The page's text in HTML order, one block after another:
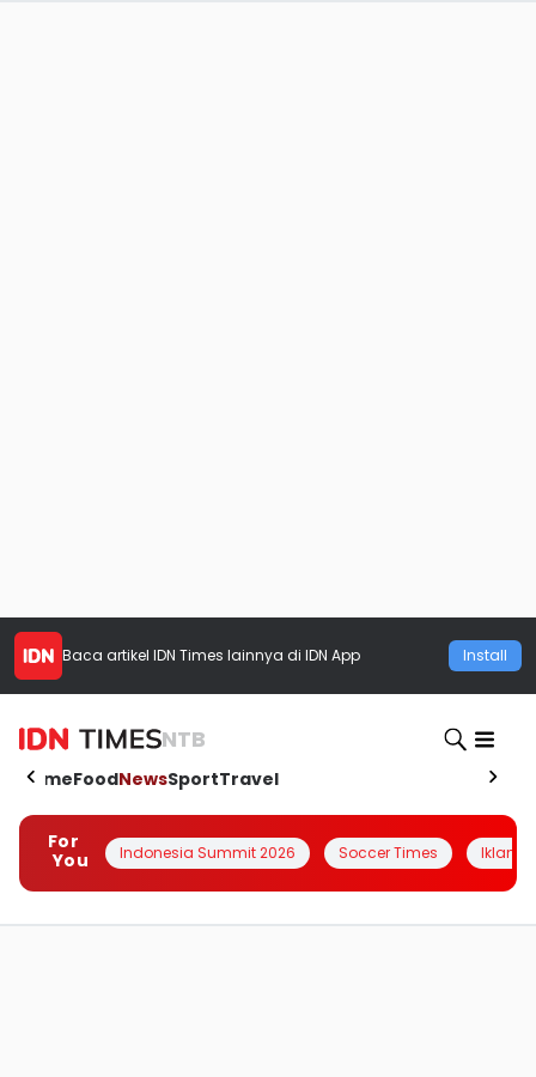
Baca artikel IDN Times lainnya di IDN App Install
NTB
HomeFoodNewsSportTravel
For
You
Indonesia Summit 2026 Soccer Times Iklanin